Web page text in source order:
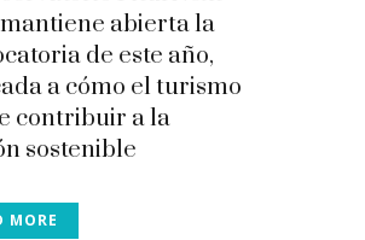
abierta la
de este año,
a cómo el turismo
contribuir a la
sostenible
MORE